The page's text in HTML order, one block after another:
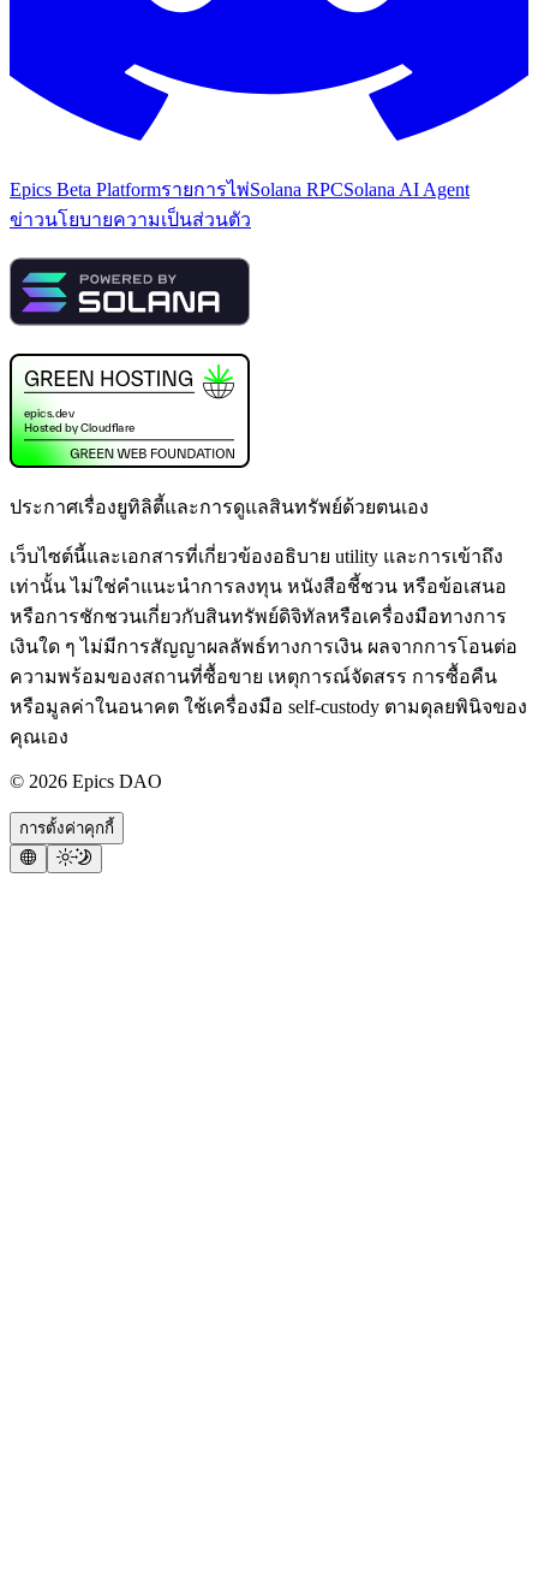
Epics Beta Platformรายการไพ่Solana RPCSolana AI Agent
ข่าวนโยบายความเป็นส่วนตัว
ประกาศเรื่องยูทิลิตี้และการดูแลสินทรัพย์ด้วยตนเอง
เว็บไซต์นี้และเอกสารที่เกี่ยวข้องอธิบาย utility และการเข้าถึง
เท่านั้น ไม่ใช่คำแนะนำการลงทุน หนังสือชี้ชวน หรือข้อเสนอ
หรือการชักชวนเกี่ยวกับสินทรัพย์ดิจิทัลหรือเครื่องมือทางการ
เงินใด ๆ ไม่มีการสัญญาผลลัพธ์ทางการเงิน ผลจากการโอนต่อ
ความพร้อมของสถานที่ซื้อขาย เหตุการณ์จัดสรร การซื้อคืน
หรือมูลค่าในอนาคต ใช้เครื่องมือ self-custody ตามดุลยพินิจของ
คุณเอง
© 2026 Epics DAO
การตั้งค่าคุกกี้